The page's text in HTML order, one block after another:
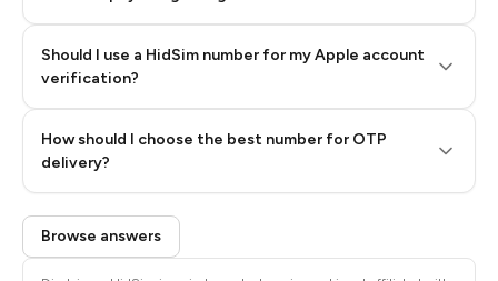
Step 3: Pay our bot with Stars
Should I use a HidSim number for my Apple account
verification?
How should I choose the best number for OTP
delivery?
Quality High To Low
Price High To
Low
Browse answers